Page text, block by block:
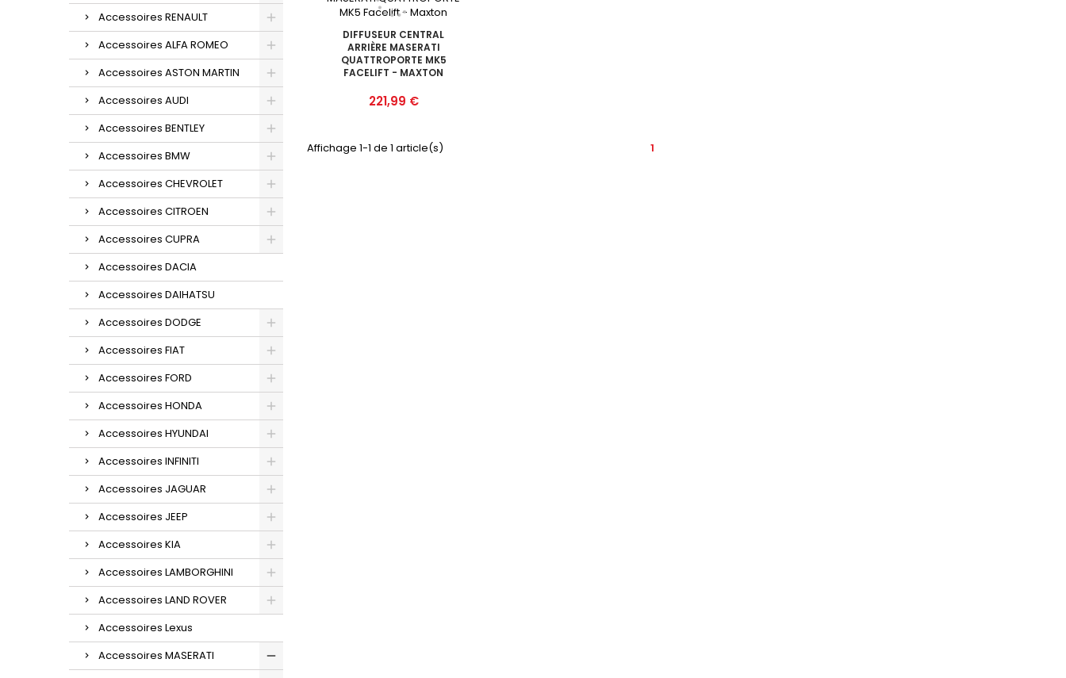
Accessoires RENAULT
Accessoires ALFA ROMEO
Accessoires ASTON MARTIN
Accessoires AUDI
Accessoires BENTLEY
Accessoires BMW
Accessoires CHEVROLET
Accessoires CITROEN
Accessoires CUPRA
Accessoires DACIA
Accessoires DAIHATSU
Accessoires DODGE
Accessoires FIAT
Accessoires FORD
Accessoires HONDA
Accessoires HYUNDAI
Accessoires INFINITI
Accessoires JAGUAR
Accessoires JEEP
Accessoires KIA
Accessoires LAMBORGHINI
Accessoires LAND ROVER
Accessoires Lexus
Accessoires MASERATI
DIFFUSEUR CENTRAL
ARRIÈRE MASERATI
QUATTROPORTE MK5
FACELIFT - MAXTON
Prix
221,99 €
Affichage 1-1 de 1 article(s) 1